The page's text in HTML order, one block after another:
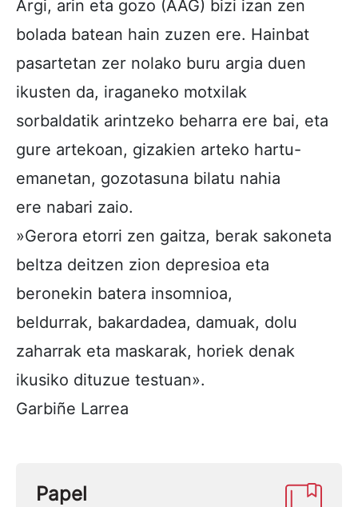
Argi, arin eta gozo (AAG) bizi izan zen
bolada batean hain zuzen ere. Hainbat
pasartetan zer nolako buru argia duen
ikusten da, iraganeko motxilak
sorbaldatik arintzeko beharra ere bai, eta
gure artekoan, gizakien arteko hartu-
emanetan, gozotasuna bilatu nahia
ere nabari zaio.
»Gerora etorri zen gaitza, berak sakoneta
beltza deitzen zion depresioa eta
beronekin batera insomnioa,
beldurrak, bakardadea, damuak, dolu
zaharrak eta maskarak, horiek denak
ikusiko dituzue testuan».
Garbiñe Larrea
Papel